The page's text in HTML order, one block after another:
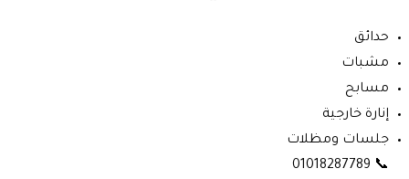
حدائق
مشبات
مسابح
إنارة خارجية
جلسات ومظلات
📞 01018287789